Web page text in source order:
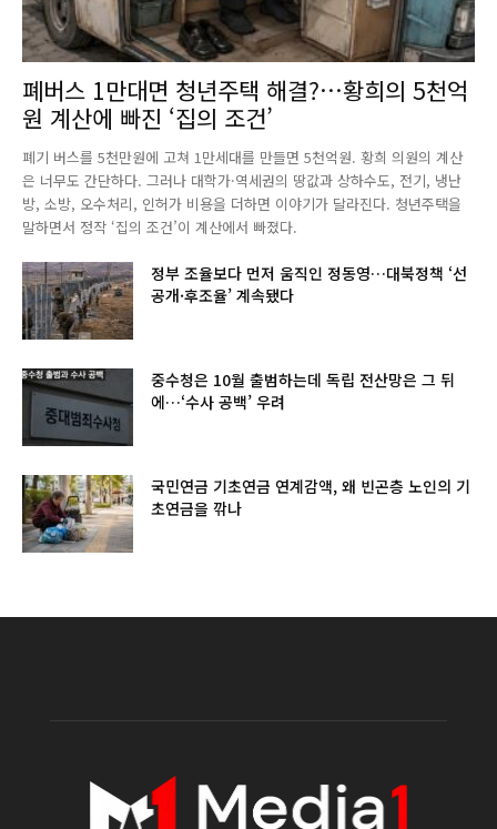
폐버스 1만대면 청년주택 해결?…황희의 5천억
원 계산에 빠진 ‘집의 조건’
폐기 버스를 5천만원에 고쳐 1만세대를 만들면 5천억원. 황희 의원의 계산
은 너무도 간단하다. 그러나 대학가·역세권의 땅값과 상하수도, 전기, 냉난
방, 소방, 오수처리, 인허가 비용을 더하면 이야기가 달라진다. 청년주택을
말하면서 정작 ‘집의 조건’이 계산에서 빠졌다.
정부 조율보다 먼저 움직인 정동영…대북정책 ‘선
공개·후조율’ 계속됐다
중수청은 10월 출범하는데 독립 전산망은 그 뒤
에…‘수사 공백’ 우려
국민연금 기초연금 연계감액, 왜 빈곤층 노인의 기
초연금을 깎나